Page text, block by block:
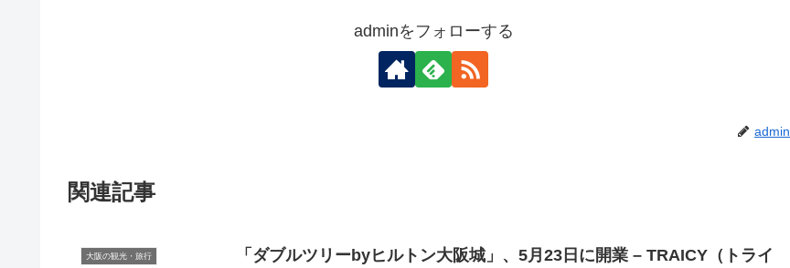
adminをフォローする
admin
関連記事
大阪の観光・旅行 「ダブルツリーbyヒルトン大阪城」、5月23日に開業 – TRAICY（トライ